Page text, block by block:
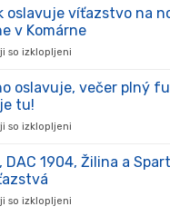
stal
sa
súťaži
Lavrinčík
vracia
oslavuje víťazstvo na
v Komárne
so izklopljeni
oslavuje
v
oslavuje, večer plný
tu!
so izklopljeni
oslavuje,
DAC 1904, Žilina a
so izklopljeni